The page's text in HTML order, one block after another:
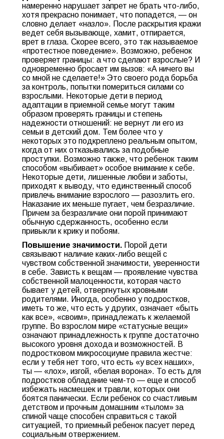
намеренно нарушает запрет не брать что-либо,
хотя прекрасно понимает, что попадется, — он
словно делает «назло». После раскрытия кражи
ведет себя вызывающе, хамит, отпирается,
врет в глаза. Скорее всего, это так называемое
«протестное поведение». Возможно, ребенок
проверяет границы: а что сделают взрослые? И
одновременно бросает им вызов: «А ничего вы
со мной не сделаете!» Это своего рода борьба
за контроль, попытки помериться силами со
взрослыми. Некоторые дети в период
адаптации в приемной семье могут таким
образом проверять границы и степень
надежности отношений: не вернут ли его из
семьи в детский дом. Тем более что у
некоторых это подкреплено реальным опытом,
когда от них отказывались за подобные
проступки. Возможно также, что ребенок таким
способом «выбивает» особое внимание к себе.
Некоторые дети, лишенные любви и заботы,
приходят к выводу, что единственный способ
привлечь внимание взрослого — разозлить его.
Наказание их меньше пугает, чем безразличие.
Причем за безразличие они порой принимают
обычную сдержанность, особенно если
привыкли к крику и побоям.
Повышение значимости. Порой дети
связывают наличие каких-либо вещей с
чувством собственной значимости, уверенности
в себе. Зависть к вещам — проявление чувства
собственной малоценности, которая часто
бывает у детей, отвергнутых кровными
родителями. Иногда, особенно у подростков,
иметь то же, что есть у других, означает «быть
как все», «своим», принадлежать к желаемой
группе. Во взрослом мире «статусные вещи»
означают принадлежность к группе достаточно
высокого уровня дохода и возможностей. В
подростковом микросоциуме правила жестче:
если у тебя нет того, что есть «у всех наших»,
ты — «лох», изгой, «белая ворона». То есть для
подростков обладание чем-то — еще и способ
избежать насмешек и травли, которых они
боятся панически. Если ребенок со счастливым
детством и прочным домашним «тылом» за
спиной чаще способен справиться с такой
ситуацией, то приемный ребенок пасует перед
социальным отвержением.